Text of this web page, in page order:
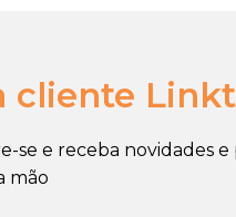
cliente
se e receba novidades
mão